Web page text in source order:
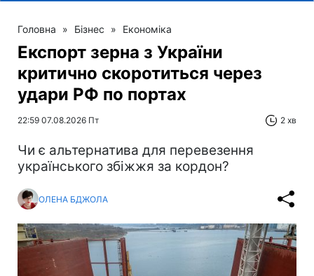
Головна » Бізнес » Економіка
Експорт зерна з України
критично скоротиться через
удари РФ по портах
22:59 07.08.2026 Пт 2 хв
Чи є альтернатива для перевезення
українського збіжжя за кордон?
ОЛЕНА БДЖОЛА